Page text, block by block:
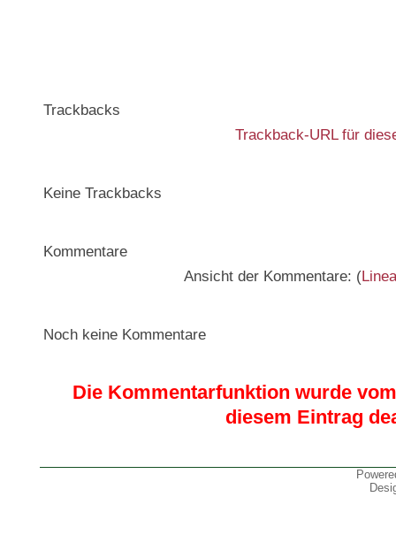
Trackbacks
Trackback-URL für
Keine Trackbacks
Kommentare
Ansicht der Kommentare: (
Noch keine Kommentare
Die Kommentarfunktion wurde
diesem Eintrag